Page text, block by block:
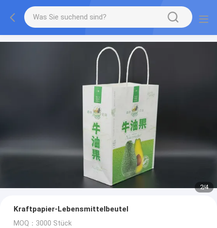
2/4
Kraftpapier-Lebensmittelbeutel
MOQ：3000 Stück